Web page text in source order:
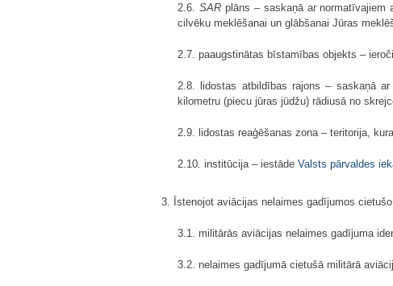
2.6. SARplāns – saskaņā ar normatīvajiem
cilvēku meklēšanai un glābšanai Jūras
2.7. paaugstinātas bīstamības objekts –
2.8. lidostas atbildības rajons – saskaņā
kilometru (piecu jūras jūdžu) rādiusā no
2.9. lidostas reaģēšanas zona – teritorija,
2.10. institūcija – iestāde Valsts pārvaldes
3. Īstenojot aviācijas nelaimes gadījumos
3.1. militārās aviācijas nelaimes gadījuma
3.2. nelaimes gadījumā cietušā militārā